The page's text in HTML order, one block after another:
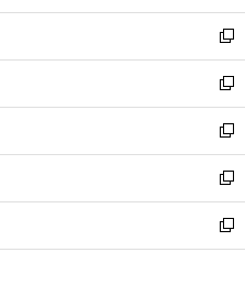
開
く
ウ
で
開
く
ン
ド
ウ
で
開
く
ウ
ィ
ン
ド
ウ
で
開
く
し
い
ウ
ィ
ン
ド
ウ
で
開
く
新
し
い
ウ
ィ
ン
ド
ウ
で
開
新
し
い
ウ
ィ
ン
ド
ウ
新
し
い
ウ
ィ
ン
新
し
い
ウ
新
し